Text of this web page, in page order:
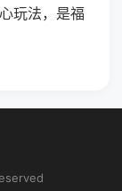
玩法，是福